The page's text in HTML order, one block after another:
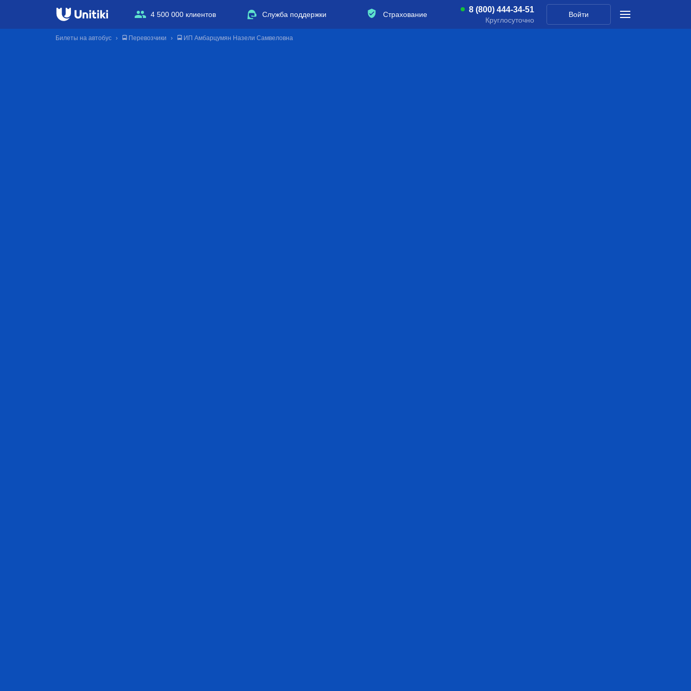
4 500 000 клиентов Служба поддержки Страхование
8 (800) 444-34-51
Круглосуточно
Войти
Билеты на автобус 🚍 Перевозчики 🚍 ИП Амбарцумян Назели Самвеловна